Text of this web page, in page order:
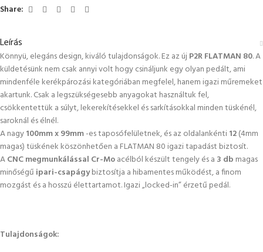
Share:
Leírás
Könnyü, elegáns design, kiváló tulajdonságok. Ez az újP2R FLATMAN 80. A
küldetésünk nem csak annyi volt hogy csináljunk egy olyan pedált, ami
mindenféle kerékpározási kategóriában megfelel, hanem igazi műremeket
akartunk. Csak a legszükségesebb anyagokat használtuk fel,
csökkentettük a súlyt, lekerekítésekkel és sarkításokkal minden tüskénél,
saroknál és élnél.
A nagy100mm x 99mm-es taposófelületnek, és az oldalankénti12(4mm
magas) tüskének köszönhetően a FLATMAN 80 igazi tapadást biztosít.
ACNC megmunkálással Cr-Moacélból készült tengely és a 3 db magas
minőségű ipari-csapágybiztosítja a hibamentes működést, a finom
mozgást és a hosszú élettartamot. Igazi „locked-in” érzetű pedál.
Tulajdonságok: